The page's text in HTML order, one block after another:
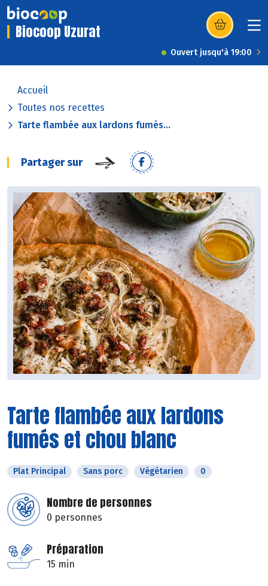
Biocoop Uzurat (s’ouvre dans
Ouvert jusqu'à 19:00
Accueil
Toutes nos recettes
Tarte flambée aux lardons fumés...
Partager sur
Tarte flambée aux lardons
fumés et chou blanc
Plat Principal Sans porc Végétarien 0
Nombre de personnes
0 personnes
Préparation
15 min